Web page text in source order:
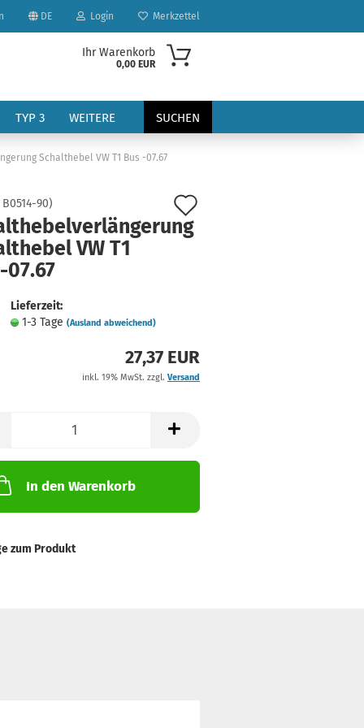
DE Login Merkzettel
Ihr Warenkorb
0,00 EUR
TYP 3 SUCHEN
WEITERE
Schalthebel VW T1 Bus -07.67
B0514-90)
VW T1
07.67
Lieferzeit:
1-3 Tage (Ausland abweichend)
27,37 EUR
inkl. 19% MwSt. zzgl. Versand
In den Warenkorb
zum Produkt